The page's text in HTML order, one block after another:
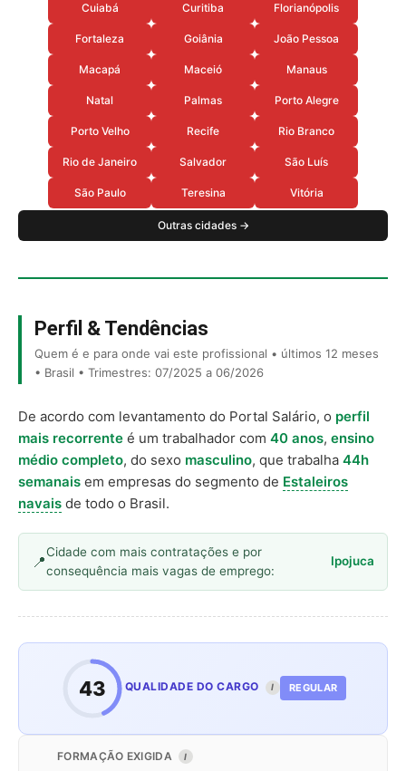
Cuiabá Curitiba Florianópolis
Fortaleza Goiânia João Pessoa
Macapá Maceió Manaus
Natal Palmas Porto Alegre
Porto Velho Recife Rio Branco
Rio de Janeiro Salvador São Luís
São Paulo Teresina Vitória
Outras cidades →
Perfil & Tendências
Quem é e para onde vai este profissional • últimos 12 meses
• Brasil • Trimestres: 07/2025 a 06/2026
De acordo com levantamento do Portal Salário, o perfil
mais recorrente é um trabalhador com 40 anos, ensino
médio completo, do sexo masculino, que trabalha 44h
semanais em empresas do segmento de Estaleiros
navais de todo o Brasil.
Cidade com mais contratações e por
consequência mais vagas de emprego:
Ipojuca
43 QUALIDADE DO CARGO I REGULAR
FORMAÇÃO EXIGIDA I